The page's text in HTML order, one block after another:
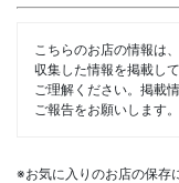
こちらのお店の情報は
収集した情報を掲載し
ご理解ください。掲載
ご報告をお願いします。
※お気に入りのお店の保存